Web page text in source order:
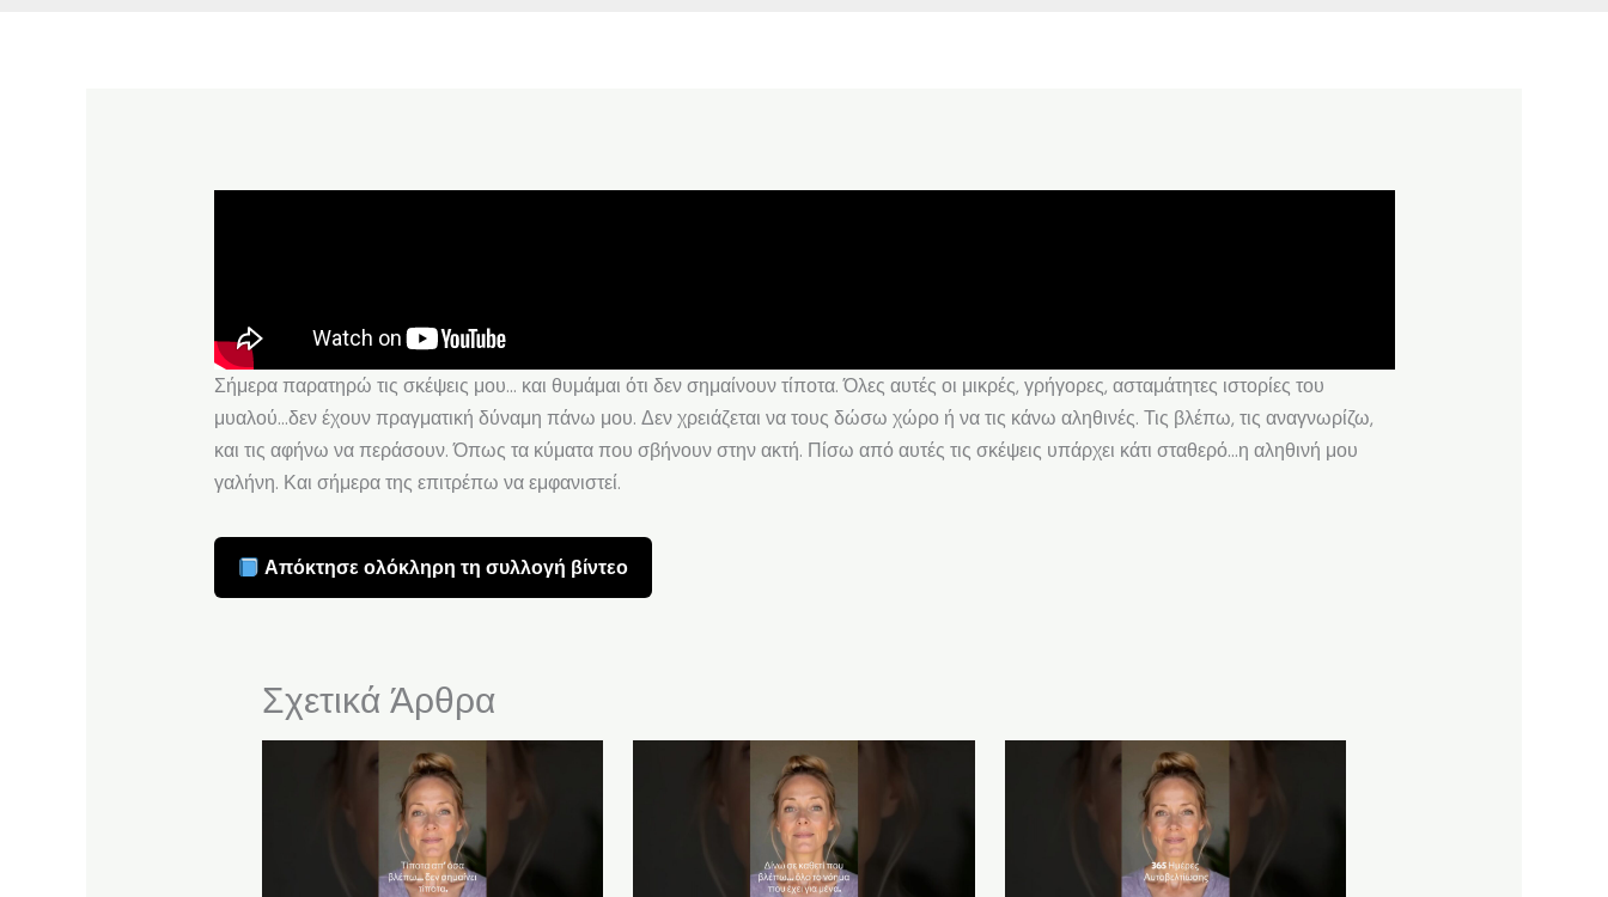
Σήμερα παρατηρώ τις σκέψεις μου… και θυμάμαι ότι δεν σημαίνουν τίποτα. Όλες αυτές οι μικρές, γρήγορες, ασταμάτητες ιστορίες του
μυαλού…δεν έχουν πραγματική δύναμη πάνω μου. Δεν χρειάζεται να τους δώσω χώρο ή να τις κάνω αληθινές. Τις βλέπω, τις αναγνωρίζω,
και τις αφήνω να περάσουν. Όπως τα κύματα που σβήνουν στην ακτή. Πίσω από αυτές τις σκέψεις υπάρχει κάτι σταθερό…η αληθινή μου
γαλήνη. Και σήμερα της επιτρέπω να εμφανιστεί.
Απόκτησε ολόκληρη τη συλλογή βίντεο
Σχετικά Άρθρα